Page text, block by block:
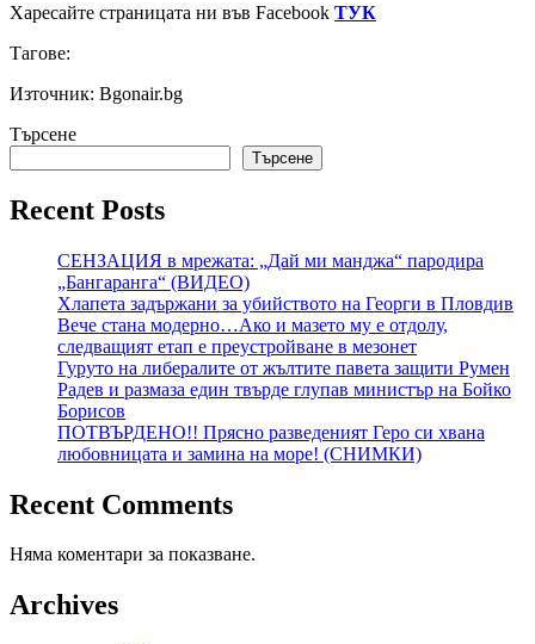
Харесайте страницата ни във Facebook ТУК
Тагове:
Източник: Bgonair.bg
Търсене
Търсене
Recent Posts
СЕНЗАЦИЯ в мрежата: „Дай ми манджа“ пародира
„Бангаранга“ (ВИДЕО)
Хлапета задържани за убийството на Георги в Пловдив
Вече стана модерно…Ако и мазето му е отдолу,
следващият етап е преустройване в мезонет
Гуруто на либералите от жълтите павета защити Румен
Радев и размаза един твърде глупав министър на Бойко
Борисов
ПОТВЪРДЕНО!! Прясно разведеният Геро си хвана
любовницата и замина на море! (СНИМКИ)
Recent Comments
Няма коментари за показване.
Archives